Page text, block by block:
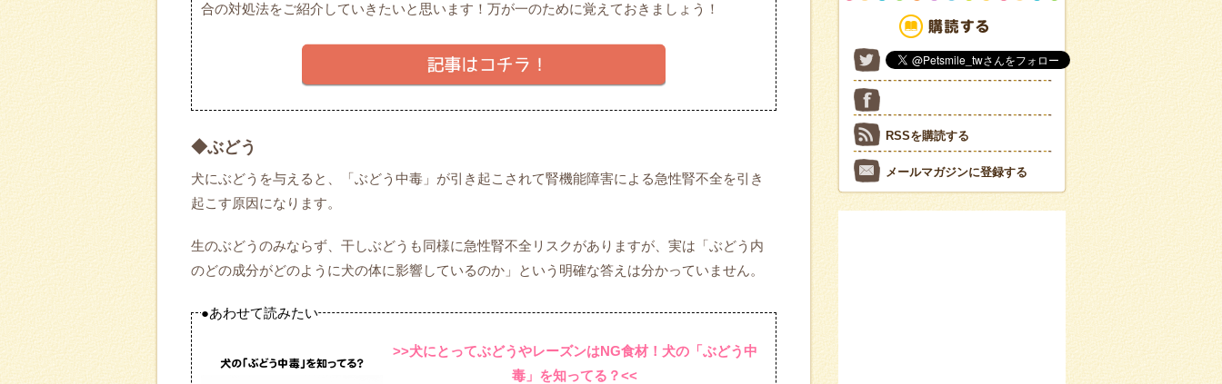
合の対処法をご紹介していきたいと思います！万が一のために覚えておきましょう！
◆ぶどう
犬にぶどうを与えると、「ぶどう中毒」が引き起こされて腎機能障害による急性腎不全を引き
起こす原因になります。
生のぶどうのみならず、干しぶどうも同様に急性腎不全リスクがありますが、実は「ぶどう内
のどの成分がどのように犬の体に影響しているのか」という明確な答えは分かっていません。
●あわせて読みたい
>>犬にとってぶどうやレーズンはNG食材！犬の「ぶどう中
毒」を知ってる？<<
RSSを購読する
メールマガジンに登録する